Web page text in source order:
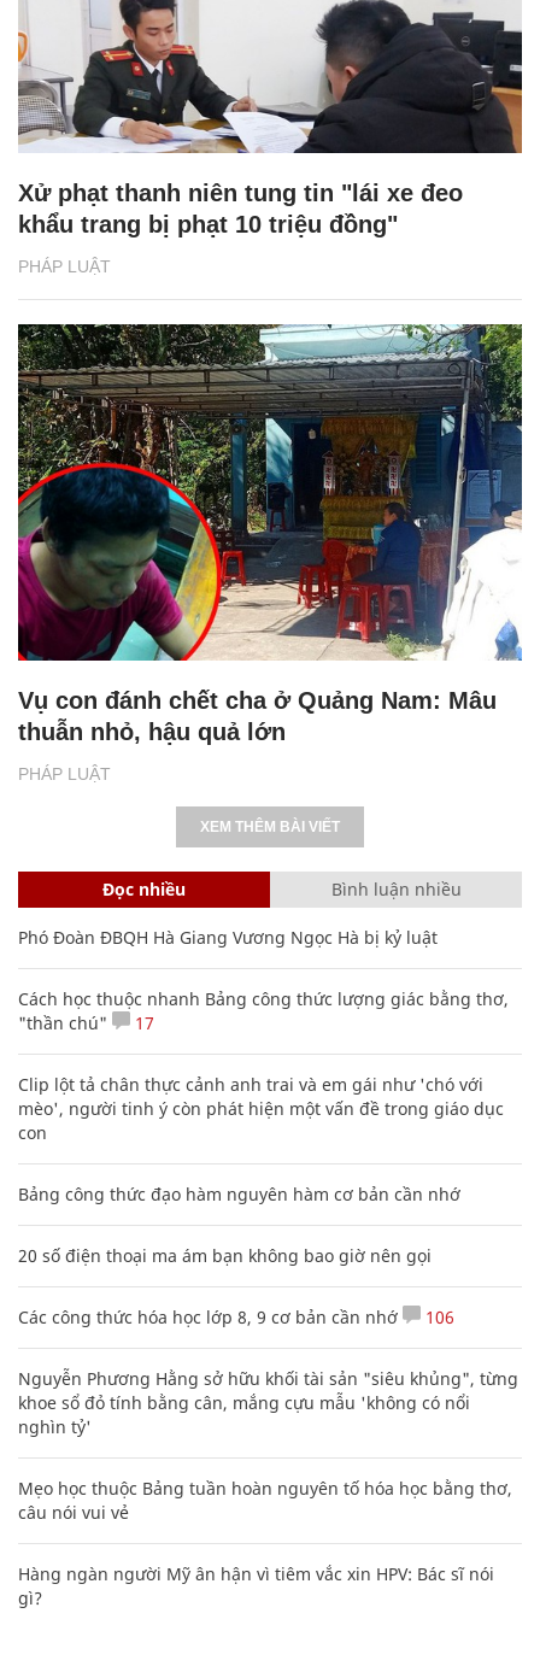
PHÁP LUẬT
Xử phạt thanh niên tung tin "lái xe đeo
khẩu trang bị phạt 10 triệu đồng"
PHÁP LUẬT
Vụ con đánh chết cha ở Quảng Nam: Mâu
thuẫn nhỏ, hậu quả lớn
XEM THÊM BÀI VIẾT
Đọc nhiều Bình luận nhiều
Phó Đoàn ĐBQH Hà Giang Vương Ngọc Hà bị kỷ luật
Cách học thuộc nhanh Bảng công thức lượng giác bằng thơ,
"thần chú"
17
Clip lột tả chân thực cảnh anh trai và em gái như 'chó với
mèo', người tinh ý còn phát hiện một vấn đề trong giáo dục
con
Bảng công thức đạo hàm nguyên hàm cơ bản cần nhớ
20 số điện thoại ma ám bạn không bao giờ nên gọi
Các công thức hóa học lớp 8, 9 cơ bản cần nhớ 106
Nguyễn Phương Hằng sở hữu khối tài sản "siêu khủng", từng
khoe sổ đỏ tính bằng cân, mắng cựu mẫu 'không có nổi
nghìn tỷ'
Mẹo học thuộc Bảng tuần hoàn nguyên tố hóa học bằng thơ,
câu nói vui vẻ
Hàng ngàn người Mỹ ân hận vì tiêm vắc xin HPV: Bác sĩ nói
gì?